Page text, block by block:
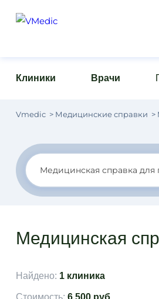
Клиники Врачи
Vmedic Медицинские справки
Медицинская
Найдено: 1 клиника
Стоимость: 6 500 руб